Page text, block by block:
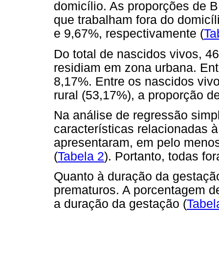
domicílio. As proporções de
que trabalham fora do
e 9,67%, respectivamente (
Do total de nascidos vivos,
residiam em zona urbana.
8,17%. Entre os nascidos
rural (53,17%), a proporção
Na análise de regressão
características relacionadas
apresentaram, em pelo
(Tabela 2). Portanto, todas
Quanto à duração da
prematuros. A porcentagem
a duração da gestação (